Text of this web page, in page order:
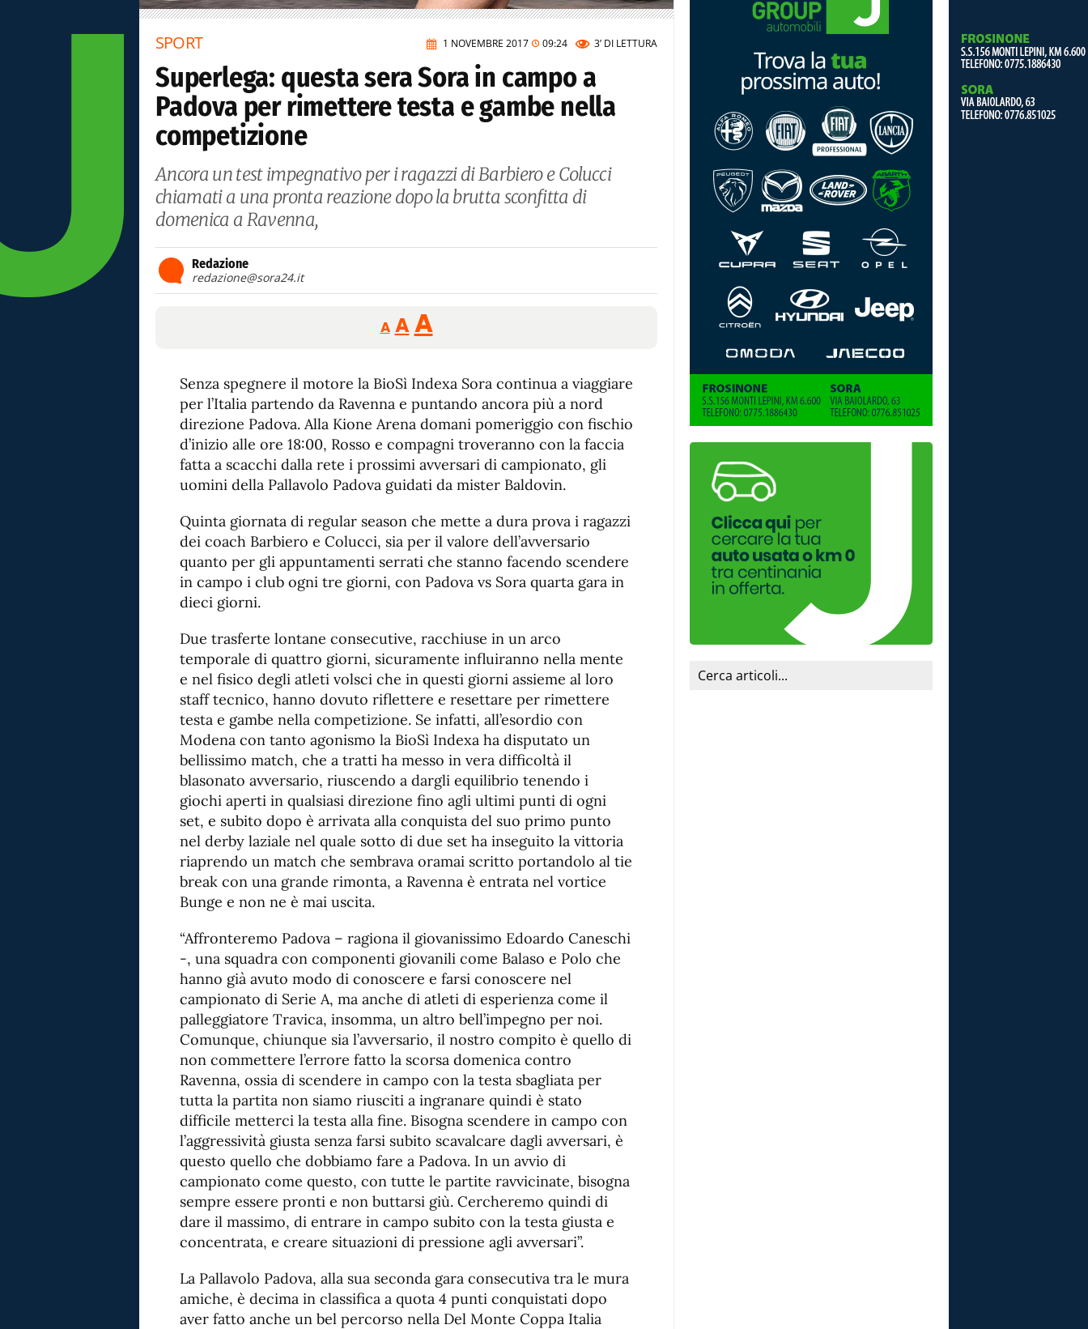
1 NOVEMBRE 2017 09:24 3’ DI LETTURA
SPORT
Superlega: questa sera Sora in campo a
Padova per rimettere testa e gambe nella
competizione
Ancora un test impegnativo per i ragazzi di Barbiero e Colucci
chiamati a una pronta reazione dopo la brutta sconfitta di
domenica a Ravenna,
Redazione
redazione@sora24.it
A
Reducir
tamaño
A Restablecer
tamaño
de
fuente
AAumentar
de
fuente.
Senza spegnere il motore la BioSì Indexa Sora continua a viaggiare
per l’Italia partendo da Ravenna e puntando ancora più a nord
direzione Padova. Alla Kione Arena domani pomeriggio con fischio
d’inizio alle ore 18:00, Rosso e compagni troveranno con la faccia
fatta a scacchi dalla rete i prossimi avversari di campionato, gli
uomini della Pallavolo Padova guidati da mister Baldovin.
Quinta giornata di regular season che mette a dura prova i ragazzi
dei coach Barbiero e Colucci, sia per il valore dell’avversario
quanto per gli appuntamenti serrati che stanno facendo scendere
in campo i club ogni tre giorni, con Padova vs Sora quarta gara in
dieci giorni.
Due trasferte lontane consecutive, racchiuse in un arco
temporale di quattro giorni, sicuramente influiranno nella mente
e nel fisico degli atleti volsci che in questi giorni assieme al loro
staff tecnico, hanno dovuto riflettere e resettare per rimettere
testa e gambe nella competizione. Se infatti, all’esordio con
Modena con tanto agonismo la BioSì Indexa ha disputato un
bellissimo match, che a tratti ha messo in vera difficoltà il
blasonato avversario, riuscendo a dargli equilibrio tenendo i
giochi aperti in qualsiasi direzione fino agli ultimi punti di ogni
set, e subito dopo è arrivata alla conquista del suo primo punto
nel derby laziale nel quale sotto di due set ha inseguito la vittoria
riaprendo un match che sembrava oramai scritto portandolo al tie
break con una grande rimonta, a Ravenna è entrata nel vortice
Bunge e non ne è mai uscita.
“Affronteremo Padova – ragiona il giovanissimo Edoardo Caneschi
-, una squadra con componenti giovanili come Balaso e Polo che
hanno già avuto modo di conoscere e farsi conoscere nel
campionato di Serie A, ma anche di atleti di esperienza come il
palleggiatore Travica, insomma, un altro bell’impegno per noi.
Comunque, chiunque sia l’avversario, il nostro compito è quello di
non commettere l’errore fatto la scorsa domenica contro
Ravenna, ossia di scendere in campo con la testa sbagliata per
tutta la partita non siamo riusciti a ingranare quindi è stato
difficile metterci la testa alla fine. Bisogna scendere in campo con
l’aggressività giusta senza farsi subito scavalcare dagli avversari, è
questo quello che dobbiamo fare a Padova. In un avvio di
campionato come questo, con tutte le partite ravvicinate, bisogna
sempre essere pronti e non buttarsi giù. Cercheremo quindi di
dare il massimo, di entrare in campo subito con la testa giusta e
concentrata, e creare situazioni di pressione agli avversari”.
La Pallavolo Padova, alla sua seconda gara consecutiva tra le mura
amiche, è decima in classifica a quota 4 punti conquistati dopo
aver fatto anche un bel percorso nella Del Monte Coppa Italia